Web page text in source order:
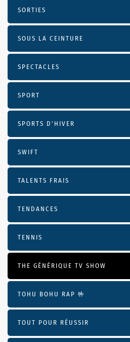
SORTIES
SOUS LA CEINTURE
SPECTACLES
SPORT
SPORTS D'HIVER
SWIFT
TALENTS FRAIS
TENDANCES
TENNIS
THE GÉNÉRIQUE TV SHOW
TOHU BOHU RAP 🤟
TOUT POUR RÉUSSIR